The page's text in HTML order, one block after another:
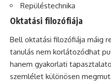
Repüléstechnika
Oktatási filozófiája
Bell oktatási filozófiája máig
tanulás nem korlátozódhat
hanem gyakorlati
szemlélet különösen